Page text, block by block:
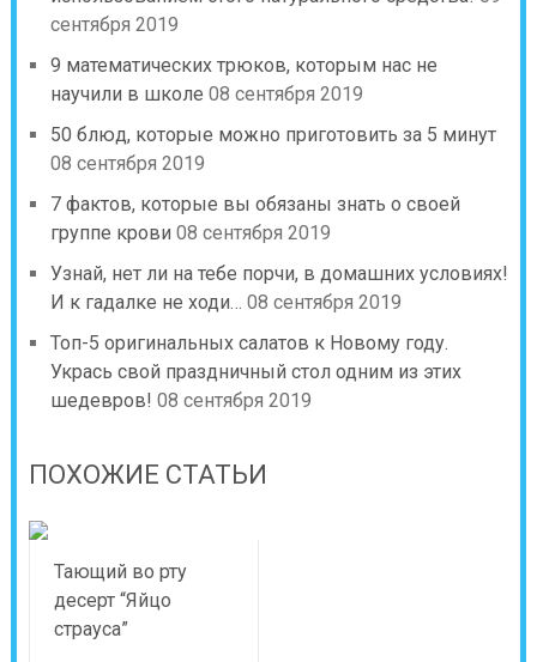
сентября 2019
9 математических трюков, которым нас не
научили в школе 08 сентября 2019
50 блюд, которые можно приготовить за 5 минут
08 сентября 2019
7 фактов, которые вы обязаны знать о своей
группе крови 08 сентября 2019
Узнай, нет ли на тебе порчи, в домашних условиях!
И к гадалке не ходи… 08 сентября 2019
Топ-5 оригинальных салатов к Новому году.
Укрась свой праздничный стол одним из этих
шедевров! 08 сентября 2019
ПОХОЖИЕ СТАТЬИ
Тающий во рту
десерт “Яйцо
страуса”